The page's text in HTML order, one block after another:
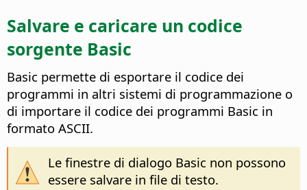
Salvare e caricare un codice
sorgente Basic
Basic permette di esportare il codice dei
programmi in altri sistemi di programmazione o
di importare il codice dei programmi Basic in
formato ASCII.
Le finestre di dialogo Basic non possono
essere salvare in file di testo.